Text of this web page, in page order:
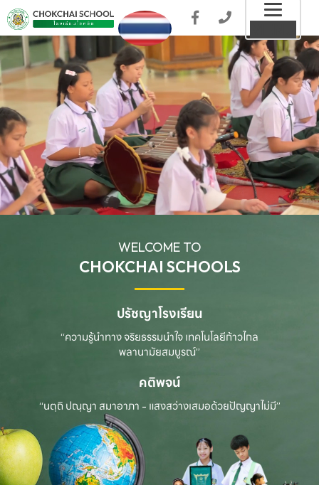
WELCOME TO
CHOKCHAI SCHOOLS
ปรัชญาโรงเรียน
“ความรู้นำทาง จริยธรรมนำใจ เทคโนโลยีก้าวไกล
พลานามัยสมบูรณ์”
คติพจน์
“นตฺถิ ปณฺญา สมาอาภา - แสงสว่างเสมอด้วยปัญญาไม่มี”